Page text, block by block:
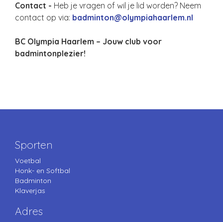
Contact - Heb je vragen of wil je lid worden? Neem
contact op via: badminton@olympiahaarlem.nl
BC Olympia Haarlem – Jouw club voor
badmintonplezier!
Sporten
Voetbal
Honk- en Softbal
Badminton
Klaverjas
Adres